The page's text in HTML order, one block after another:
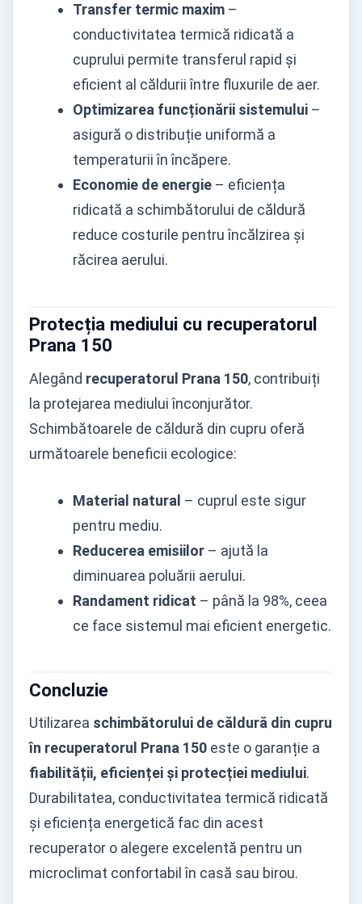
Transfer termic maxim –
conductivitatea termică ridicată a
cuprului permite transferul rapid și
eficient al căldurii între fluxurile de aer.
Optimizarea funcționării sistemului –
asigură o distribuție uniformă a
temperaturii în încăpere.
Economie de energie – eficiența
ridicată a schimbătorului de căldură
reduce costurile pentru încălzirea și
răcirea aerului.
Protecția mediului cu recuperatorul
Prana 150
Alegând recuperatorul Prana 150, contribuiți
la protejarea mediului înconjurător.
Schimbătoarele de căldură din cupru oferă
următoarele beneficii ecologice:
Material natural – cuprul este sigur
pentru mediu.
Reducerea emisiilor – ajută la
diminuarea poluării aerului.
Randament ridicat – până la 98%, ceea
ce face sistemul mai eficient energetic.
Concluzie
Utilizarea schimbătorului de căldură din cupru
în recuperatorul Prana 150 este o garanție a
fiabilității, eficienței și protecției mediului.
Durabilitatea, conductivitatea termică ridicată
și eficiența energetică fac din acest
recuperator o alegere excelentă pentru un
microclimat confortabil în casă sau birou.